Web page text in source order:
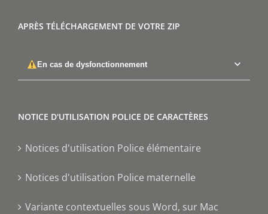
APRÈS TÉLÉCHARGEMENT DE VOTRE ZIP
En cas de dysfonctionnement
NOTICE D'UTILISATION POLICE DE CARACTÈRES
Notices d'utilisation Police élémentaire
Notices d'utilisation Police maternelle
Variante contextuelles sous Word, sur Mac